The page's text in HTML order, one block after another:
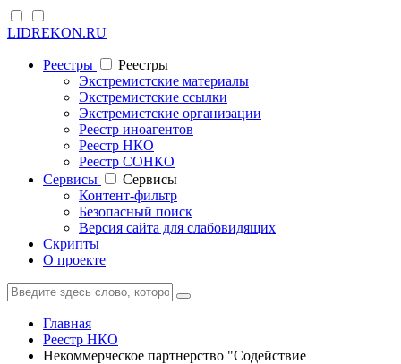
LIDREKON.RU
Реестры
Реестры
Экстремистские материалы
Экстремистские ссылки
Экстремистские организации
Реестр иноагентов
Реестр НКО
Реестр СОНКО
Cервисы
Cервисы
Контент-фильтр
Безопасный поиск
Версия сайта для слабовидящих
Скрипты
О проекте
Главная
Реестр НКО
Некоммерческое партнерство "Содействие